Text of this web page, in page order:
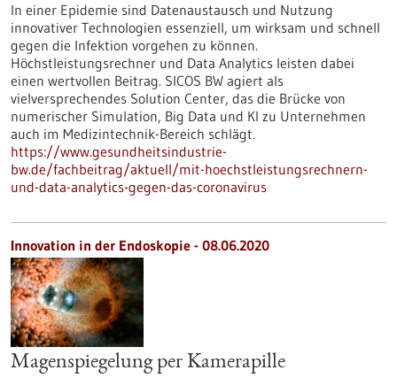
In einer Epidemie sind Datenaustausch und Nutzung
innovativer Technologien essenziell, um wirksam und schnell
gegen die Infektion vorgehen zu können.
Höchstleistungsrechner und Data Analytics leisten dabei
einen wertvollen Beitrag. SICOS BW agiert als
vielversprechendes Solution Center, das die Brücke von
numerischer Simulation, Big Data und KI zu Unternehmen
auch im Medizintechnik-Bereich schlägt.
https://www.gesundheitsindustrie-
bw.de/fachbeitrag/aktuell/mit-hoechstleistungsrechnern-
und-data-analytics-gegen-das-coronavirus
Innovation in der Endoskopie - 08.06.2020
Magenspiegelung per Kamerapille